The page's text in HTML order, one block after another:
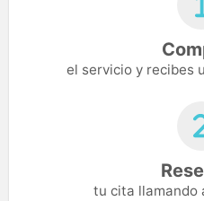
el servicio y recibes
tu cita llamando